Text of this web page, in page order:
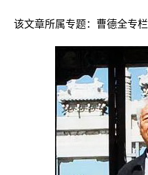
该文章所属专题： 曹德全专栏